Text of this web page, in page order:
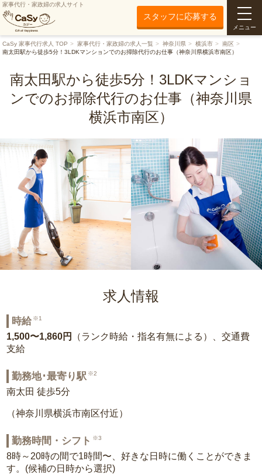
家事代行・家政婦の求人サイト
スタッフに応募する
メニュー
CaSy 家事代行求人 TOP 家事代行・家政婦の求人一覧 神奈川県 横浜市
南区
南太田駅から徒歩5分！3LDKマンションでのお掃除代行のお仕事（神奈川県横浜市南区）
南太田駅から徒歩5分！3LDKマンショ
ンでのお掃除代行のお仕事（神奈川県
横浜市南区）
求人情報
時給 ※1
1,500〜1,860円
（ランク時給・指名有無による）、交通費
支給
勤務地･最寄り駅 ※2
南太田 徒歩5分
（神奈川県横浜市南区付近）
勤務時間・シフト ※3
8時～20時の間で1時間〜、好きな日時に働くことができま
す。(候補の日時から選択)